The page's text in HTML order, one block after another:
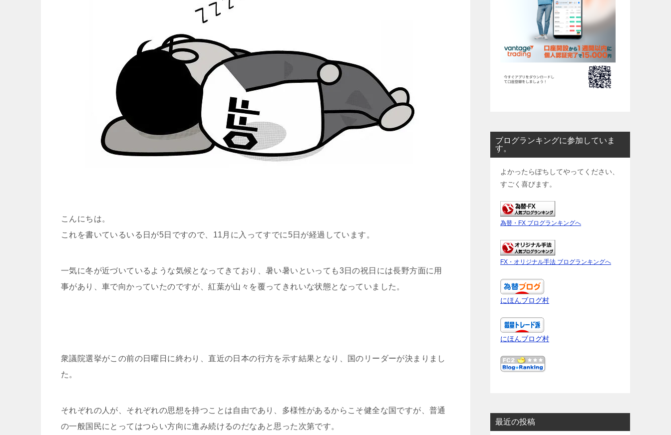
こんにちは。
これを書いているいる日が5日ですので、11月に入ってすでに5日が経過しています。
一気に冬が近づいているような気候となってきており、暑い暑いといっても3日の祝日には長野方面に用
事があり、車で向かっていたのですが、紅葉が山々を覆ってきれいな状態となっていました。
衆議院選挙がこの前の日曜日に終わり、直近の日本の行方を示す結果となり、国のリーダーが決まりまし
た。
それぞれの人が、それぞれの思想を持つことは自由であり、多様性があるからこそ健全な国ですが、普通
の一般国民にとってはつらい方向に進み続けるのだなあと思った次第です。
ブログランキングに参加していま
す。
よかったらぽちしてやってください、
すごく喜びます。
為替・FX ブログランキングへ
FX・オリジナル手法 ブログランキングへ
にほんブログ村
にほんブログ村
最近の投稿